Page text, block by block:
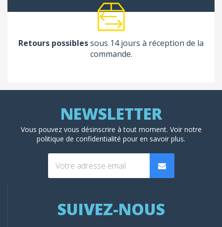
Retours possiblessous 14 jours à réception de la
commande.
Vous pouvez vous désinscrire à tout moment. Voir notre
politique de confidentialité pour en savoir plus.
SUIVEZ-NOUS